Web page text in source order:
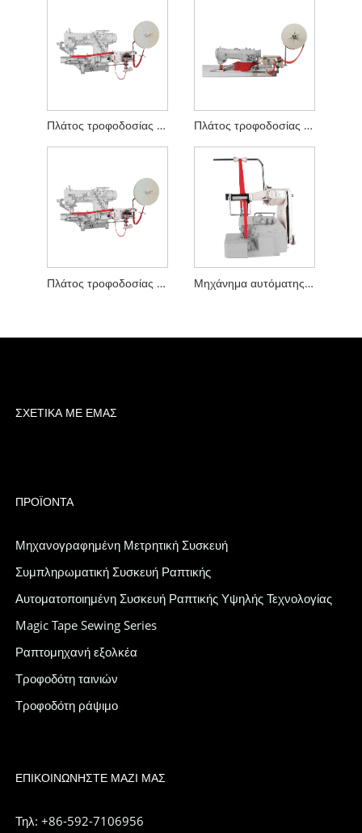
Πλάτος τροφοδοσίας πλαϊνής ταινίας τροφοδότη 200mm Πλάτος τροφοδοσίας πλευρικής ταινίας τροφοδότη 150mm
Πλάτος τροφοδοσίας πλευρικής ταινίας τροφοδότη 70mm Μηχάνημα αυτόματης διανομής ετικετών
ΣΧΕΤΙΚΆ ΜΕ ΕΜΆΣ
ΠΡΟΪΌΝΤΑ
Μηχανογραφημένη Μετρητική Συσκευή
Συμπληρωματική Συσκευή Ραπτικής
Αυτοματοποιημένη Συσκευή Ραπτικής Υψηλής Τεχνολογίας
Magic Tape Sewing Series
Ραπτομηχανή εξολκέα
Τροφοδότη ταινιών
Τροφοδότη ράψιμο
ΕΠΙΚΟΙΝΩΝΉΣΤΕ ΜΑΖΊ ΜΑΣ
Τηλ: +86-592-7106956